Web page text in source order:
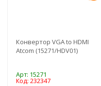
Конвертор VGA to HDMI
Atcom (15271/HDV01)
Арт: 15271
Код: 232347